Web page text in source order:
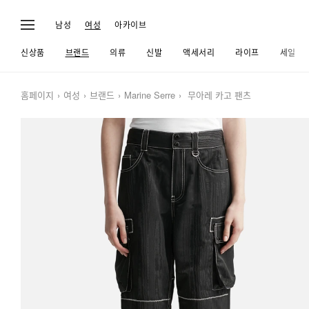
남성 여성 아카이브
신상품 브랜드 의류 신발 액세서리 라이프 세일
홈페이지 여성 브랜드 Marine Serre 무아레 카고 팬츠